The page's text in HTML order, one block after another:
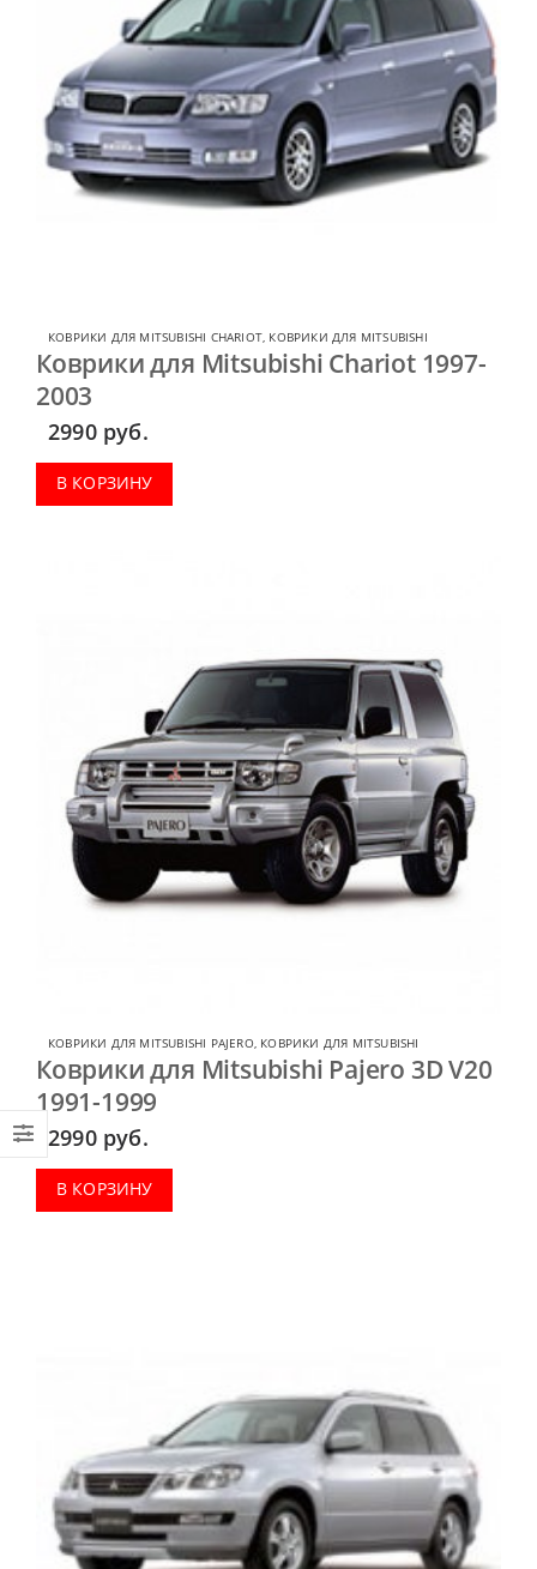
КОВРИКИ ДЛЯ MITSUBISHI CHARIOT КОВРИКИ ДЛЯ MITSUBISHI
Коврики для Mitsubishi Chariot 1997-
2003
2990 руб.
В КОРЗИНУ
КОВРИКИ ДЛЯ MITSUBISHI PAJERO, КОВРИКИ ДЛЯ MITSUBISHI
Коврики для Mitsubishi Pajero 3D V20
1991-1999
2990 руб.
В КОРЗИНУ